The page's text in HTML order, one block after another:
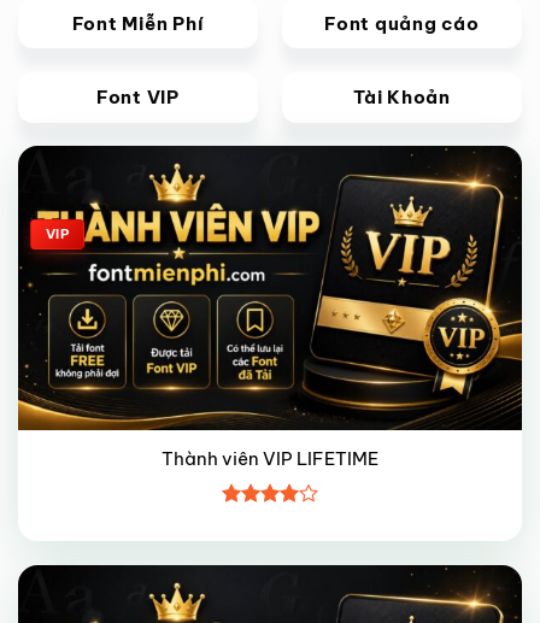
Font Miễn Phí Font quảng cáo
Font VIP Tài Khoản
Giảm giá!
VIP
Thành viên VIP LIFETIME
xếp hạng
45 sao
Giảm giá!